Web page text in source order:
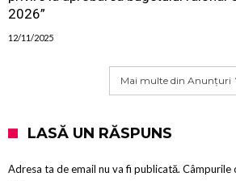
2026”
12/11/2025
Mai multe din Anunțuri
LASĂ UN RĂSPUNS
Adresa ta de email nu va fi publicată. Câmpurile